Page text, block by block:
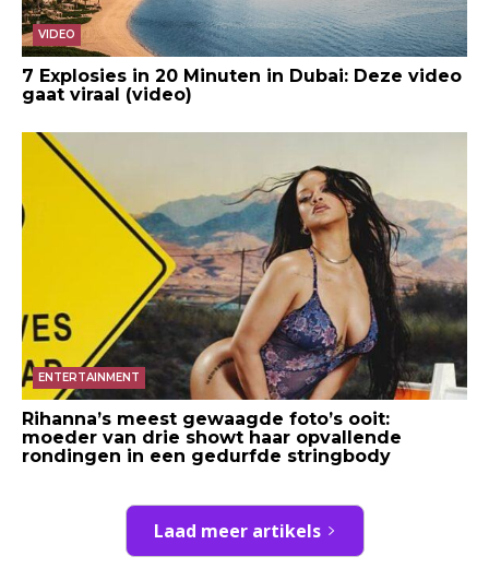
VIDEO
7 Explosies in 20 Minuten in Dubai: Deze video
gaat viraal (video)
ENTERTAINMENT
Rihanna’s meest gewaagde foto’s ooit:
moeder van drie showt haar opvallende
rondingen in een gedurfde stringbody
Laad meer artikels